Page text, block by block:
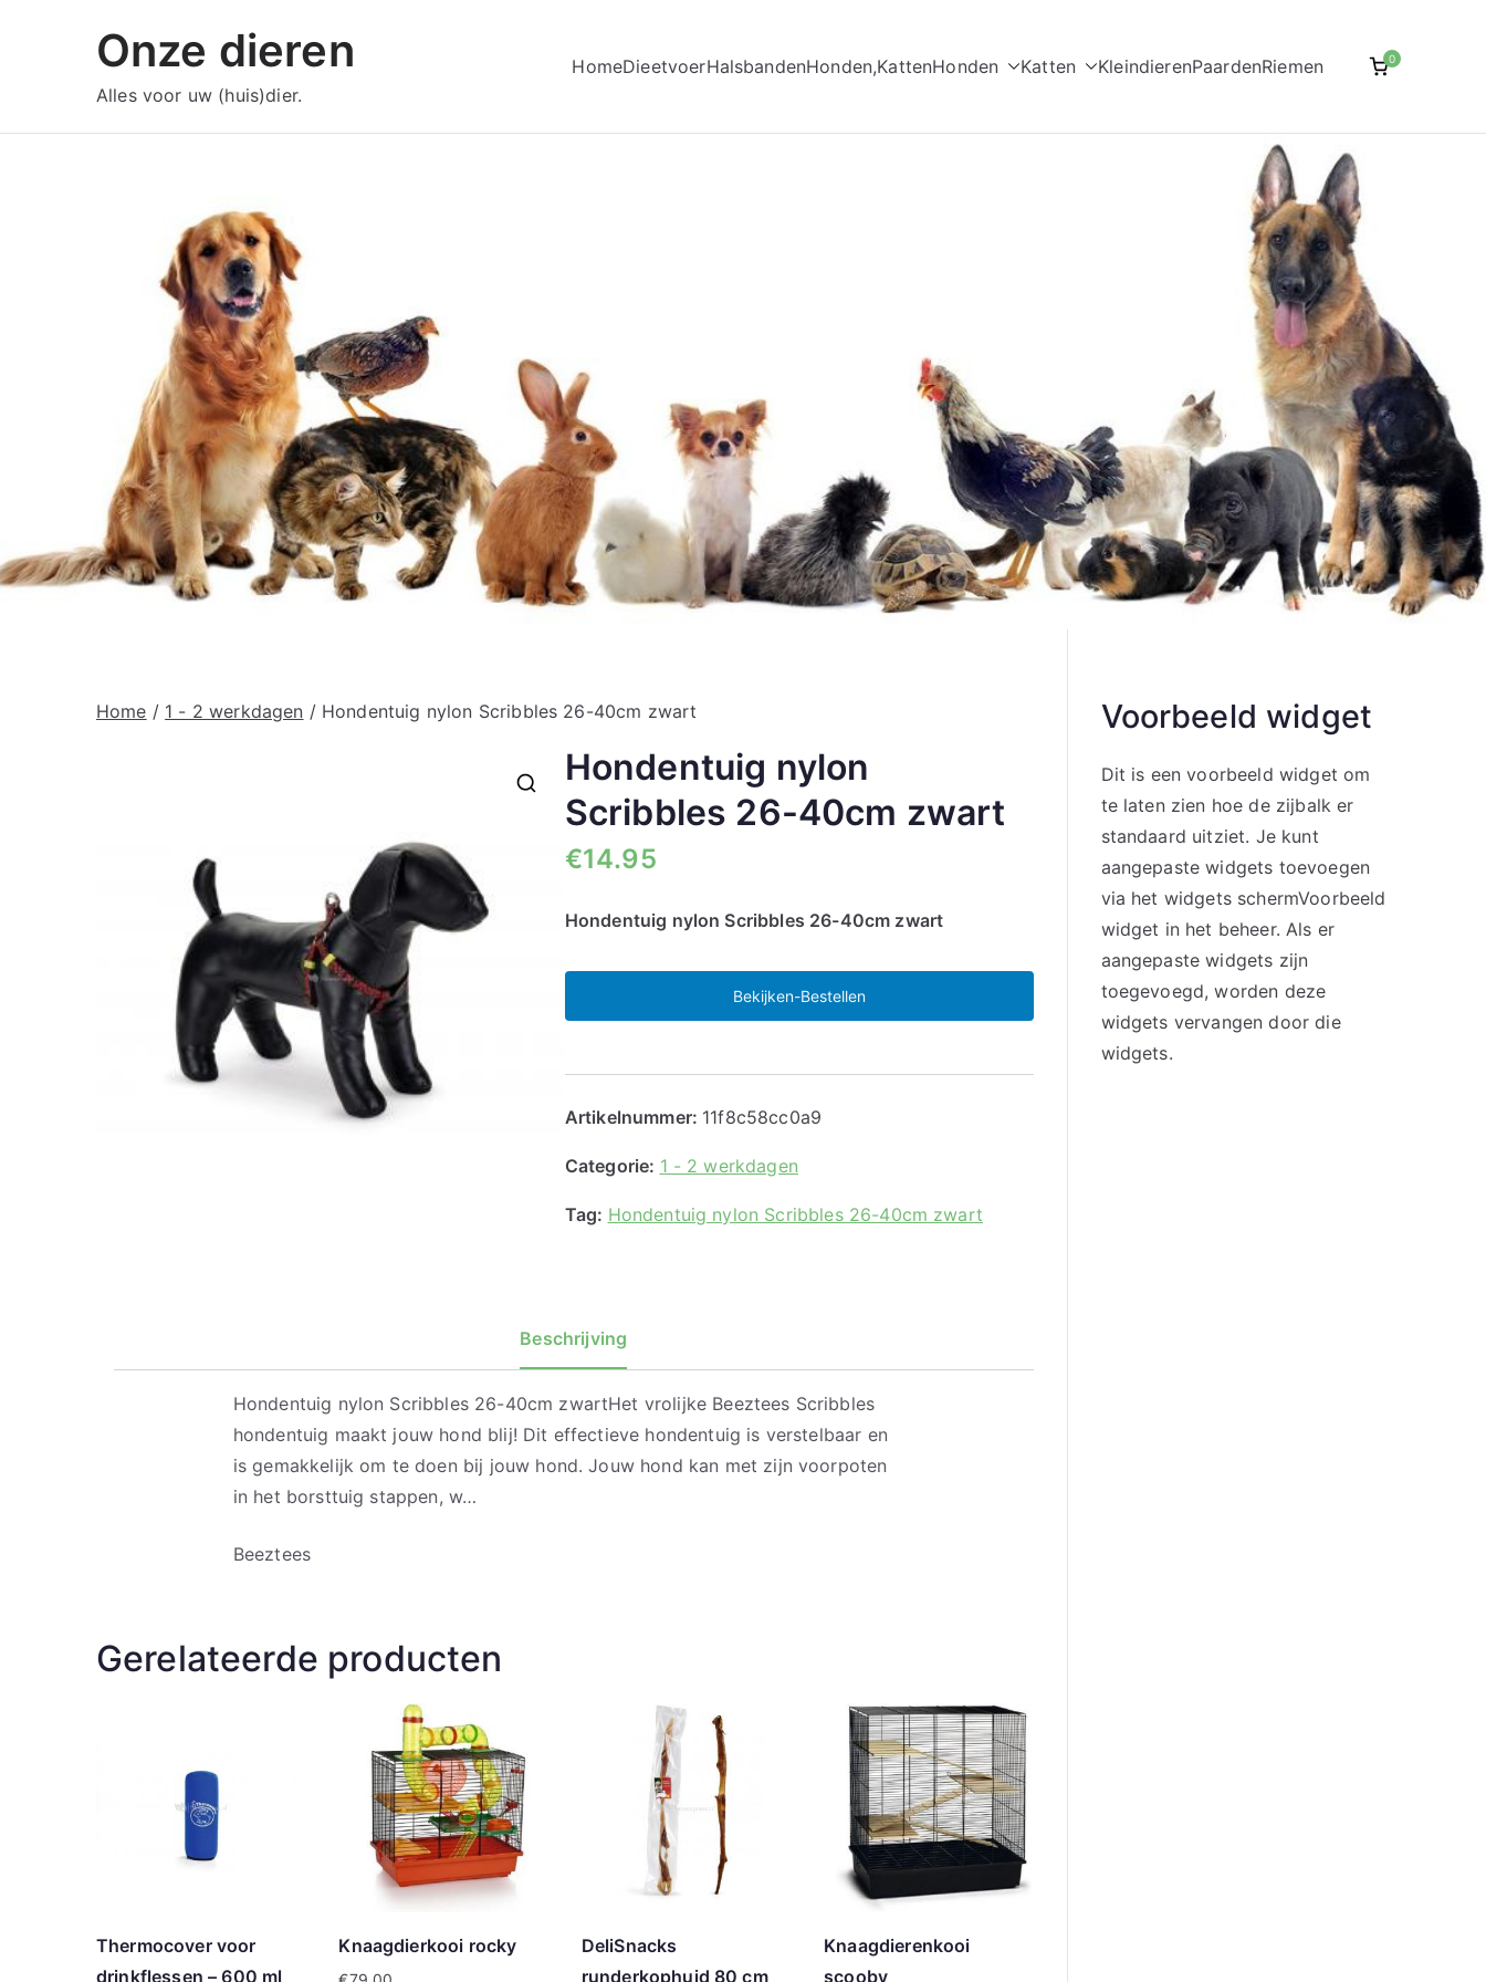
Onze dieren
Alles voor uw (huis)dier.
HomeDieetvoerHalsbandenHonden,KattenHonden Katten KleindierenPaardenRiemen 0
Home / 1 - 2 werkdagen / Hondentuig nylon Scribbles 26-40cm zwart
Hondentuig nylon
Scribbles 26-40cm zwart
€14.95
Hondentuig nylon Scribbles 26-40cm zwart
Bekijken-Bestellen
Artikelnummer: 11f8c58cc0a9
Categorie: 1 - 2 werkdagen
Tag: Hondentuig nylon Scribbles 26-40cm zwart
Beschrijving
Hondentuig nylon Scribbles 26-40cm zwartHet vrolijke Beeztees Scribbles
hondentuig maakt jouw hond blij! Dit effectieve hondentuig is verstelbaar en
is gemakkelijk om te doen bij jouw hond. Jouw hond kan met zijn voorpoten
in het borsttuig stappen, w…
Beeztees
Gerelateerde producten
Thermocover voor
drinkflessen – 600 ml
Knaagdierkooi rocky
DeliSnacks
runderkophuid 80 cm
Knaagdierenkooi
scooby
Voorbeeld widget
Dit is een voorbeeld widget om
te laten zien hoe de zijbalk er
standaard uitziet. Je kunt
aangepaste widgets toevoegen
via het widgets schermVoorbeeld
widget in het beheer. Als er
aangepaste widgets zijn
toegevoegd, worden deze
widgets vervangen door die
widgets.